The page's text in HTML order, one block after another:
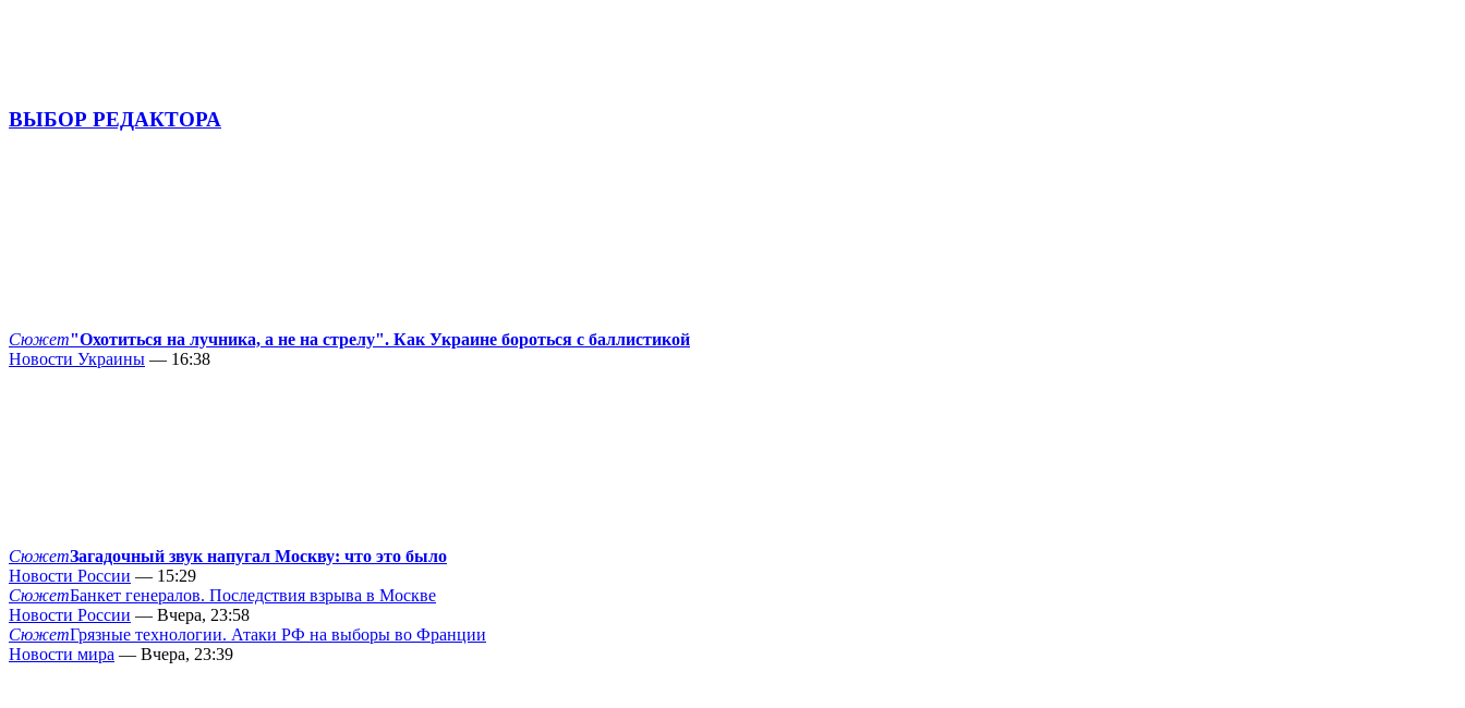
ВЫБОР РЕДАКТОРА
Сюжет"Охотиться на лучника, а не на стрелу". Как Украине бороться с баллистикой
Новости Украины — 16:38
СюжетЗагадочный звук напугал Москву: что это было
Новости России — 15:29
СюжетБанкет генералов. Последствия взрыва в Москве
Новости России — Вчера, 23:58
СюжетГрязные технологии. Атаки РФ на выборы во Франции
Новости мира — Вчера, 23:39